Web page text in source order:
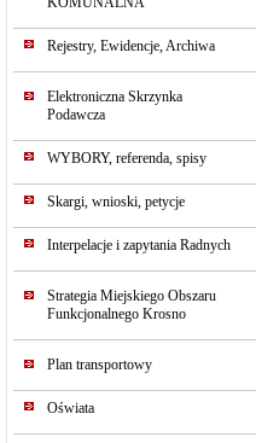
Rejestry, Ewidencje, Archiwa
Elektroniczna Skrzynka
Podawcza
WYBORY, referenda, spisy
Skargi, wnioski, petycje
Interpelacje i zapytania Radnych
Strategia Miejskiego Obszaru
Funkcjonalnego Krosno
Plan transportowy
Oświata